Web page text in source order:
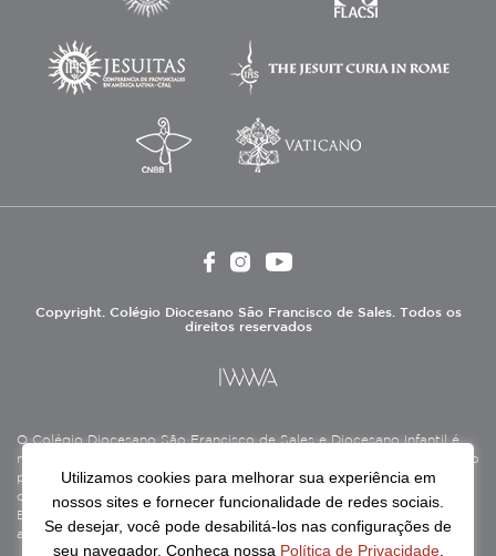
Copyright. Colégio Diocesano São Francisco de Sales. Todos os
direitos reservados
O Colégio Diocesano São Francisco de Sales e Diocesano Infantil é
mantido pela Associação Antônio Vieira (ASAV), instituição de direito
privado sem fins lucrativos, filantrópica, de natureza educativa,
cultural, assistencial e beneficente, certificada como Entidade
Beneficente de Assistência Social (CEBAS), nas áreas de educação e
assistência social.
Utilizamos cookies para melhorar sua experiência em
nossos sites e fornecer funcionalidade de redes sociais.
Se desejar, você pode desabilitá-los nas configurações de
seu navegador. Conheça nossa Política de Privacidade.